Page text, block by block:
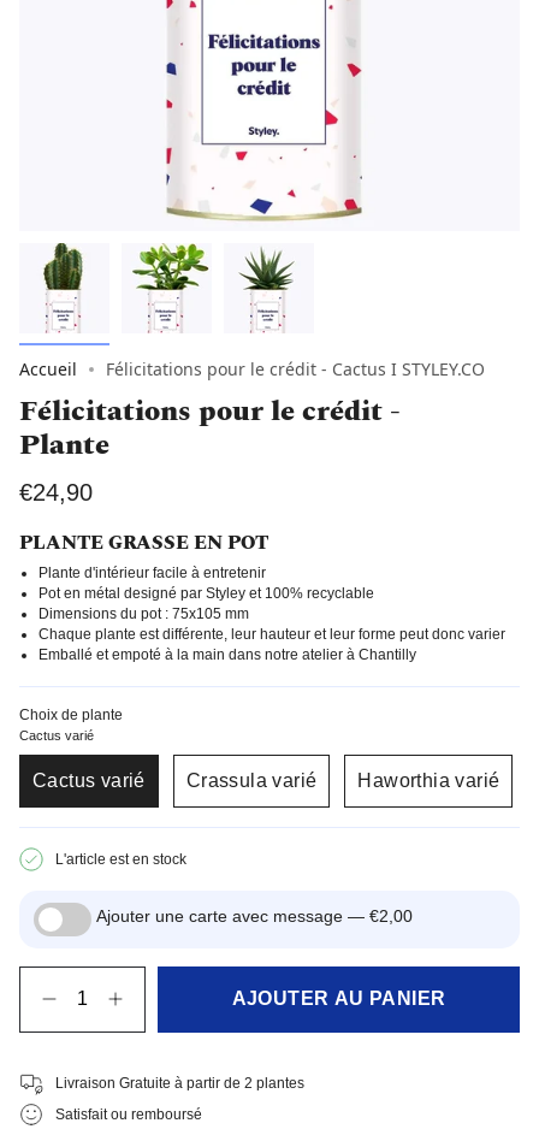
Accueil Félicitations pour le crédit - Cactus I STYLEY.CO
Félicitations pour le crédit -
Plante
€24,90
PLANTE GRASSE EN POT
Plante d'intérieur facile à entretenir
Pot en métal designé par Styley et 100% recyclable
Dimensions du pot : 75x105 mm
Chaque plante est différente, leur hauteur et leur forme peut donc varier
Emballé et empoté à la main dans notre atelier à Chantilly
Choix de plante
Cactus varié
Cactus varié Crassula varié Haworthia varié
L'article est en stock
Ajouter une carte avec message — €2,00
AJOUTER AU PANIER
Livraison Gratuite à partir de 2 plantes
Satisfait ou remboursé